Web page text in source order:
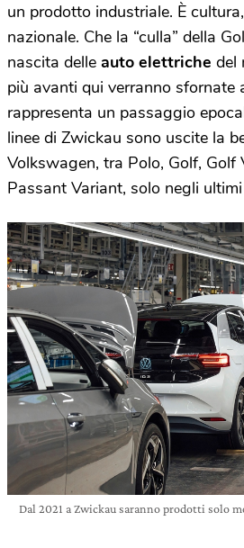
un prodotto industriale. È
nazionale. Che la “culla” della
nascita delle auto elettriche del
più avanti qui verranno sfornate
rappresenta un passaggio
linee di Zwickau sono uscite la
Volkswagen, tra Polo, Golf, Golf
Passant Variant, solo negli
Dal 2021 a Zwickau saranno prodotti solo